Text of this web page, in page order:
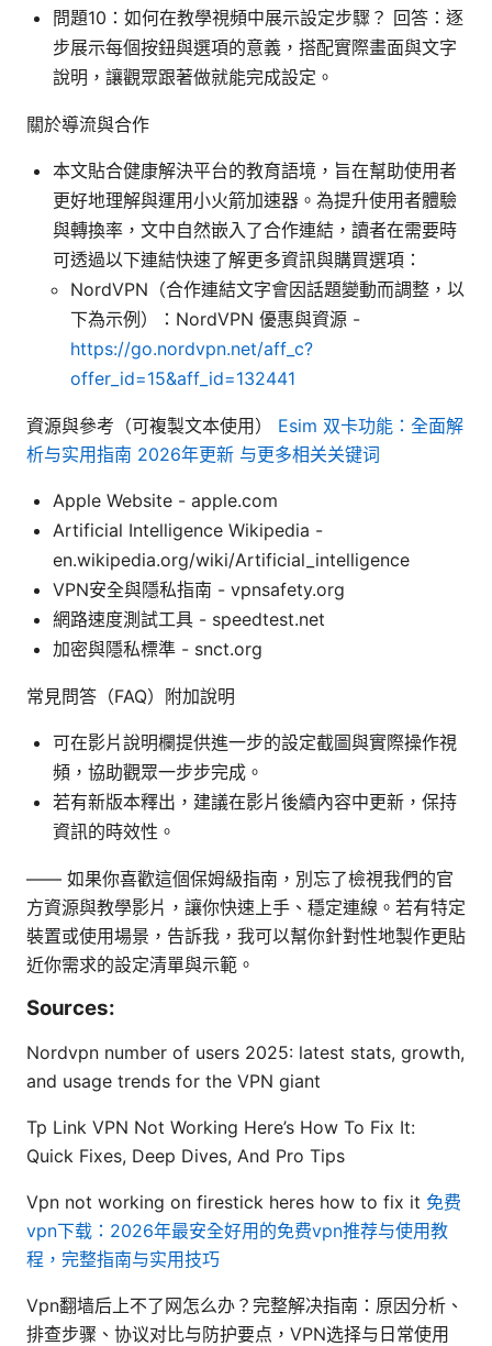
問題10：如何在教學視頻中展示設定步驟？ 回答：逐
步展示每個按鈕與選項的意義，搭配實際畫面與文字
說明，讓觀眾跟著做就能完成設定。
關於導流與合作
本文貼合健康解決平台的教育語境，旨在幫助使用者
更好地理解與運用小火箭加速器。為提升使用者體驗
與轉換率，文中自然嵌入了合作連結，讀者在需要時
可透過以下連結快速了解更多資訊與購買選項：
NordVPN（合作連結文字會因話題變動而調整，以
下為示例）：NordVPN 優惠與資源 -
https://go.nordvpn.net/aff_c?
offer_id=15&aff_id=132441
資源與參考（可複製文本使用） Esim 双卡功能：全面解
析与实用指南 2026年更新 与更多相关关键词
Apple Website - apple.com
Artificial Intelligence Wikipedia -
en.wikipedia.org/wiki/Artificial_intelligence
VPN安全與隱私指南 - vpnsafety.org
網路速度測試工具 - speedtest.net
加密與隱私標準 - snct.org
常見問答（FAQ）附加說明
可在影片說明欄提供進一步的設定截圖與實際操作視
頻，協助觀眾一步步完成。
若有新版本釋出，建議在影片後續內容中更新，保持
資訊的時效性。
—— 如果你喜歡這個保姆級指南，別忘了檢視我們的官
方資源與教學影片，讓你快速上手、穩定連線。若有特定
裝置或使用場景，告訴我，我可以幫你針對性地製作更貼
近你需求的設定清單與示範。
Sources:
Nordvpn number of users 2025: latest stats, growth,
and usage trends for the VPN giant
Tp Link VPN Not Working Here’s How To Fix It:
Quick Fixes, Deep Dives, And Pro Tips
Vpn not working on firestick heres how to fix it 免费
vpn下载：2026年最安全好用的免费vpn推荐与使用教
程，完整指南与实用技巧
Vpn翻墙后上不了网怎么办？完整解决指南：原因分析、
排查步骤、协议对比与防护要点，VPN选择与日常使用